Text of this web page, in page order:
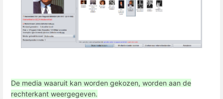
De media waaruit kan worden gekozen, worden aan de
rechterkant weergegeven.